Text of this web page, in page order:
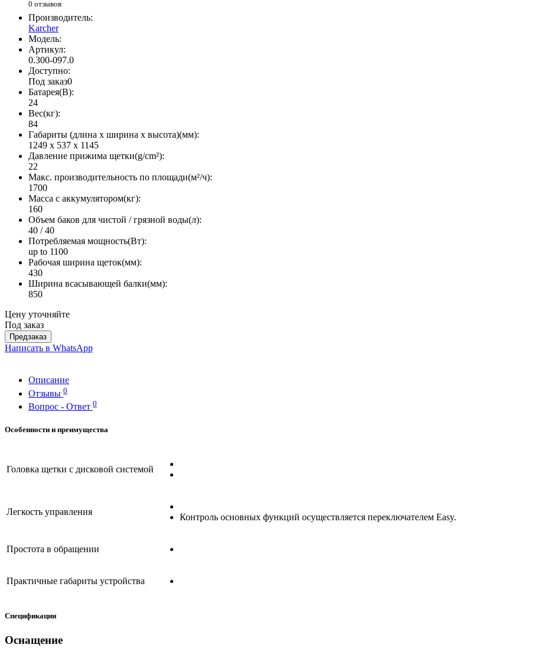
0 отзывов
Производитель:
Karcher
Модель:
Артикул:
0.300-097.0
Доступно:
Под заказ0
Батарея(В):
24
Вес(кг):
84
Габариты (длина х ширина х высота)(мм):
1249 x 537 x 1145
Давление прижима щетки(g/cm²):
22
Макс. производительность по площади(м²/ч):
1700
Масса с аккумулятором(кг):
160
Объем баков для чистой / грязной воды(л):
40 / 40
Потребляемая мощность(Вт):
up to 1100
Рабочая ширина щеток(мм):
430
Ширина всасывающей балки(мм):
850
Цену уточняйте
Под заказ
Предзаказ
Написать в WhatsApp
Описание
Отзывы 0
Вопрос - Ответ 0
Особенности и преимущества
Головка щетки с дисковой системой
Легкость управления
Контроль основных функций осуществляется переключателем Easy.
Простота в обращении
Практичные габариты устройства
Спецификации
Оснащение